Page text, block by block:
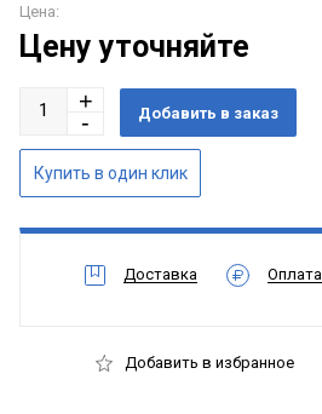
Цена:
Цену уточняйте
Доставка Оплата
Добавить в избранное